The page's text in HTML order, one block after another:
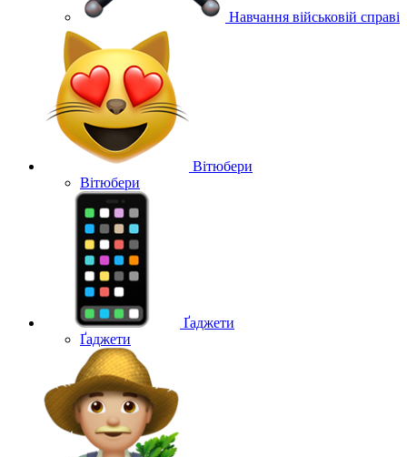
Навчання військовій справі
Вітюбери
Вітюбери
Ґаджети
Ґаджети